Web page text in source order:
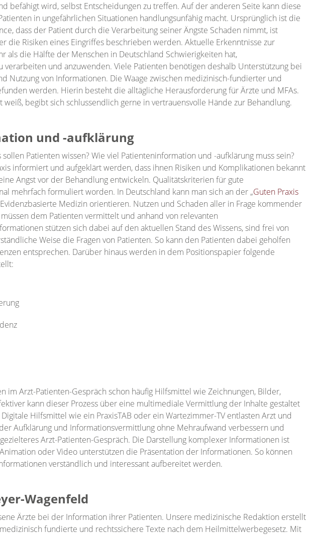
befähigt wird, selbst Entscheidungen zu treffen. Auf der anderen Seite kann diese
in ungefährlichen Situationen handlungsunfähig macht. Ursprünglich ist die
dass der Patient durch die Verarbeitung seiner Ängste Schaden nimmt, ist
die Risiken eines Eingriffes beschrieben werden. Aktuelle Erkenntnisse zur
als die Hälfte der Menschen in Deutschland Schwierigkeiten hat,
verarbeiten und anzuwenden. Viele Patienten benötigen deshalb Unterstützung bei
Nutzung von Informationen. Die Waage zwischen medizinisch-fundierter und
werden. Hierin besteht die alltägliche Herausforderung für Ärzte und MFAs.
begibt sich schlussendlich gerne in vertrauensvolle Hände zur Behandlung.
und -aufklärung
Patienten wissen? Wie viel Patienteninformation und -aufklärung muss sein?
informiert und aufgeklärt werden, dass ihnen Risiken und Komplikationen bekannt
Angst vor der Behandlung entwickeln. Qualitätskriterien für gute
mehrfach formuliert worden. In Deutschland kann man sich an der „Guten Praxis
Medizin orientieren. Nutzen und Schaden aller in Frage kommender
dem Patienten vermittelt und anhand von relevanten
stützen sich dabei auf den aktuellen Stand des Wissens, sind frei von
Weise die Fragen von Patienten. So kann den Patienten dabei geholfen
entsprechen. Darüber hinaus werden in dem Positionspapier folgende
Arzt-Patienten-Gespräch schon häufig Hilfsmittel wie Zeichnungen, Bilder,
kann dieser Prozess über eine multimediale Vermittlung der Inhalte gestaltet
Hilfsmittel wie ein PraxisTAB oder ein Wartezimmer-TV entlasten Arzt und
Aufklärung und Informationsvermittlung ohne Mehraufwand verbessern und
Arzt-Patienten-Gespräch. Die Darstellung komplexer Informationen ist
oder Video unterstützen die Präsentation der Informationen. So können
verständlich und interessant aufbereitet werden.
Wagenfeld
Ärzte bei der Information ihrer Patienten. Unsere medizinische Redaktion erstellt
fundierte und rechtssichere Texte nach dem Heilmittelwerbegesetz. Mit